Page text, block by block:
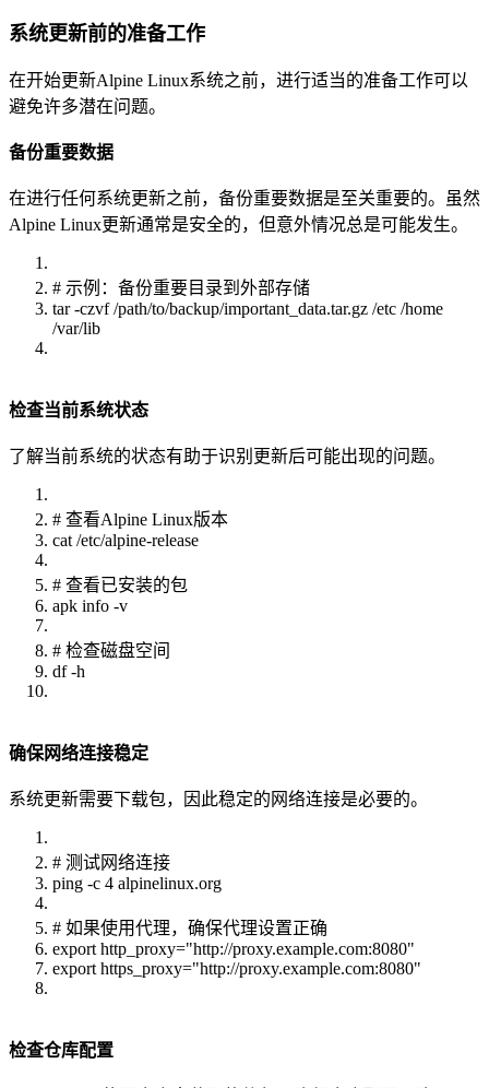
系统更新前的准备工作
在开始更新Alpine Linux系统之前，进行适当的准备工作可以
避免许多潜在问题。
备份重要数据
在进行任何系统更新之前，备份重要数据是至关重要的。虽然
Alpine Linux更新通常是安全的，但意外情况总是可能发生。
# 示例：备份重要目录到外部存储
tar -czvf /path/to/backup/important_data.tar.gz /etc /home
/var/lib
检查当前系统状态
了解当前系统的状态有助于识别更新后可能出现的问题。
# 查看Alpine Linux版本
cat /etc/alpine-release
# 查看已安装的包
apk info -v
# 检查磁盘空间
df -h
确保网络连接稳定
系统更新需要下载包，因此稳定的网络连接是必要的。
# 测试网络连接
ping -c 4 alpinelinux.org
# 如果使用代理，确保代理设置正确
export http_proxy="http://proxy.example.com:8080"
export https_proxy="http://proxy.example.com:8080"
检查仓库配置